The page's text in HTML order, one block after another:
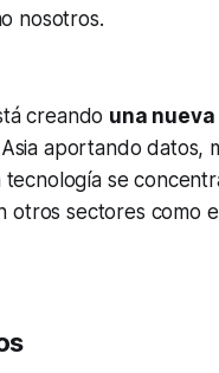
nosotros.
creando una
aportando datos,
se
otros sectores como